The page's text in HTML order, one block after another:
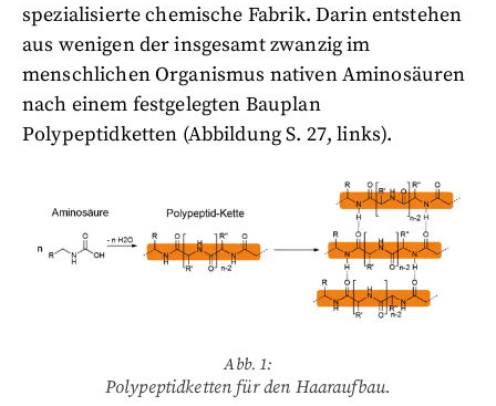
spezialisierte chemische Fabrik. Darin entstehen
aus wenigen der insgesamt zwanzig im
menschlichen Organismus nativen Aminosäuren
nach einem festgelegten Bauplan
Polypeptidketten (AbbildungS. 27, links).
Abb. 1:
Polypeptidketten für den Haaraufbau.